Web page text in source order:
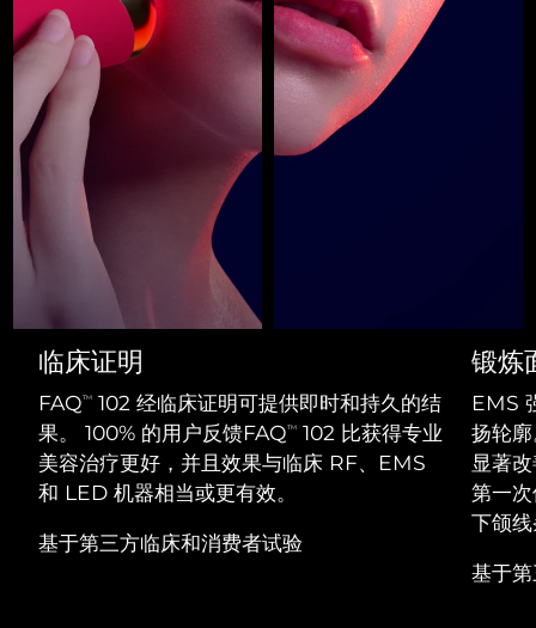
临床证明
FAQTM
102 经临床证明可提供即时和持久的结
果。 100% 的用户反馈FAQTM
102 比获得专业
美容治疗更好，并且效果与临床 RF、EMS
和 LED 机器相当或更有效。
基于第三方临床和消费者试验
锻炼
EMS
扬轮
显著
第一
下颌
基于
FAQ™护肤品
All FAQ™ skincare
FAQ™产品
All anti-aging treatments
FAQ™护肤品
All FAQ™ skincare
FAQ™产品
All LED treatments
FAQ™产品
All hair treatments
FAQ™ skincare
All FAQ™ skincare
FAQ™ products
All toning treatments
脱毛
PEACH™ 2 Pro Max
Professional IPL hair removal device
PEACH™ 2
IPL hair removal
PEACH™ 2 go
Travel-friendly IPL hair removal
PEACH™ Cooling Prep Gel
Cooling IPL hair removal gel
身体护理
BEAR™ 2 body
Microcurrent body toning
LUNA™ 4 body
Massaging body brush
SUPERCHARGED™ serum
Firming body serum
痘肌护理
ESPADA™ 2 plus
Recurring acne LED therapy
ESPADA™ 2
Acne treatment device
ESPADA™ Blemish Solution
Concentrated acne gel
眼部护理
BEAR™ 2 eyes & lips
Microcurrent line smoothing device
IRIS™ 2
Rejuvenating eye massager
眼部护肤
Advanced eye care treatment
毛孔护理
KIWI™ derma
KIWI™
Blackhead remover
LUNA™ 4 hair
FLIP™ play advanced
LED light hairbrush
牙齿美白
NEW
issa™ Teeth Whitening Set
Dual LED + sonic device & 18% PAP gel
更多的
法国 预计送达日期 11/08/2026
法属波利尼西亚 预计送达日期
德国 预计送达日期
直布罗陀
中国香港特别行政区
匈牙利 11/08/2026
冰岛 预计送达日期12/08/2026
印度尼西亚 预计送达日期09/08/2026
11/08/2026
13/08/2026